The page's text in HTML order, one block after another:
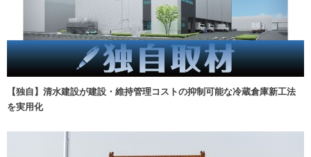
【独自】清水建設が建設・維持管理コストの抑制可能な冷蔵倉庫新工法
を実用化